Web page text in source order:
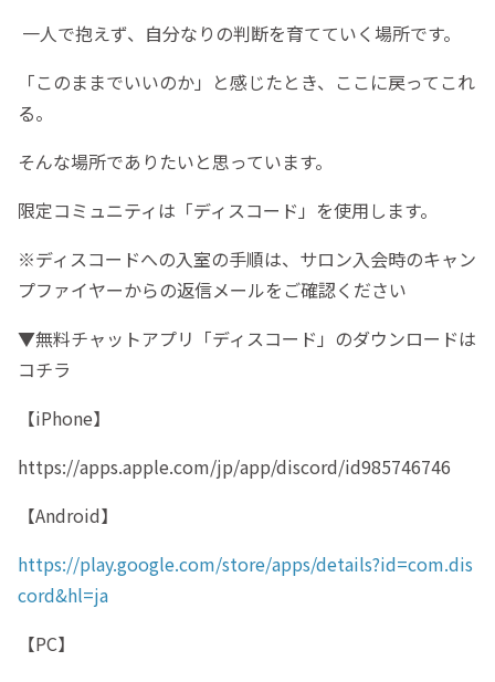
一人で抱えず、自分なりの判断を育てていく場所です。
「このままでいいのか」と感じたとき、ここに戻ってこれ
る。
そんな場所でありたいと思っています。
限定コミュニティは「ディスコード」を使用します。
※ディスコードへの入室の手順は、サロン入会時のキャン
プファイヤーからの返信メールをご確認ください
▼無料チャットアプリ「ディスコード」のダウンロードは
コチラ
【iPhone】
https://apps.apple.com/jp/app/discord/id985746746
【Android】
https://play.google.com/store/apps/details?id=com.dis
cord&hl=ja
【PC】